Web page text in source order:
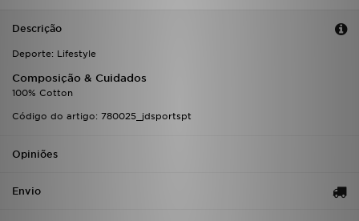
Descrição
Deporte: Lifestyle
Composição & Cuidados
100% Cotton
Código do artigo: 780025_jdsportspt
Opiniões
Envio